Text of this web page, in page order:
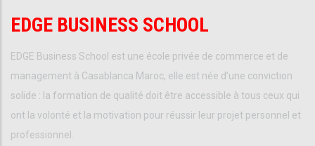
EDGE BUSINESS SCHOOL
EDGE Business School est une école privée de commerce et de
management à Casablanca Maroc, elle est née d’une conviction
solide : la formation de qualité doit être accessible à tous ceux qui
ont la volonté et la motivation pour réussir leur projet personnel et
professionnel.